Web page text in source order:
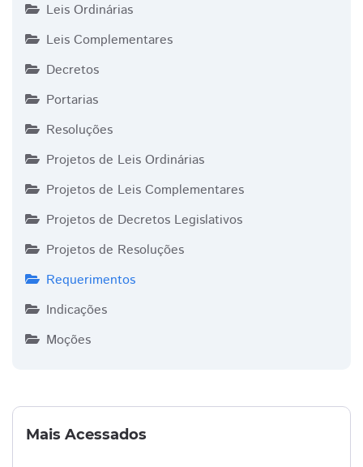
Leis Ordinárias
Leis Complementares
Decretos
Portarias
Resoluções
Projetos de Leis Ordinárias
Projetos de Leis Complementares
Projetos de Decretos Legislativos
Projetos de Resoluções
Requerimentos
Indicações
Moções
Mais Acessados